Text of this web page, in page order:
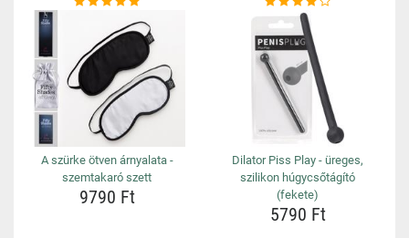
A szürke ötven árnyalata -
szemtakaró szett
9790 Ft
Dilator Piss Play - üreges,
szilikon húgycsőtágító
(fekete)
5790 Ft